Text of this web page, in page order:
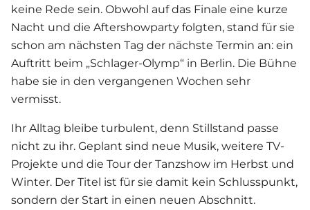
keine Rede sein. Obwohl auf das Finale eine kurze
Nacht und die Aftershowparty folgten, stand für sie
schon am nächsten Tag der nächste Termin an: ein
Auftritt beim „Schlager-Olymp“ in Berlin. Die Bühne
habe sie in den vergangenen Wochen sehr
vermisst.
Ihr Alltag bleibe turbulent, denn Stillstand passe
nicht zu ihr. Geplant sind neue Musik, weitere TV-
Projekte und die Tour der Tanzshow im Herbst und
Winter. Der Titel ist für sie damit kein Schlusspunkt,
sondern der Start in einen neuen Abschnitt.